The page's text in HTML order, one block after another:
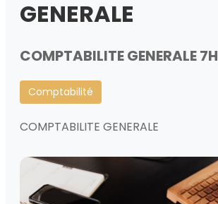
GENERALE
COMPTABILITE GENERALE 7H
Comptabilité
COMPTABILITE GENERALE